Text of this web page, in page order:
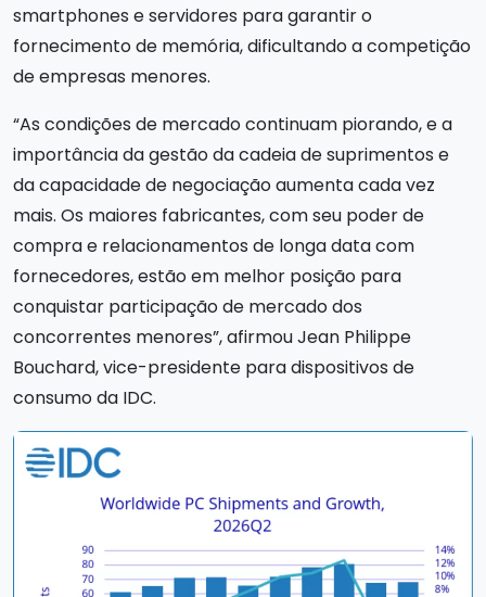
smartphones e servidores para garantir o
fornecimento de memória, dificultando a competição
de empresas menores.
“As condições de mercado continuam piorando, e a
importância da gestão da cadeia de suprimentos e
da capacidade de negociação aumenta cada vez
mais. Os maiores fabricantes, com seu poder de
compra e relacionamentos de longa data com
fornecedores, estão em melhor posição para
conquistar participação de mercado dos
concorrentes menores”, afirmou Jean Philippe
Bouchard, vice-presidente para dispositivos de
consumo da IDC.